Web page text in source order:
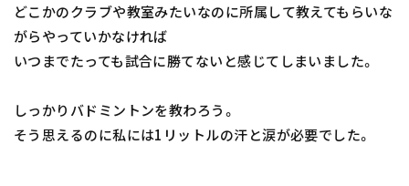
どこかのクラブや教室みたいなのに所属して教えてもらいな
がらやっていかなければ
いつまでたっても試合に勝てないと感じてしまいました。
しっかりバドミントンを教わろう。
そう思えるのに私には1リットルの汗と涙が必要でした。